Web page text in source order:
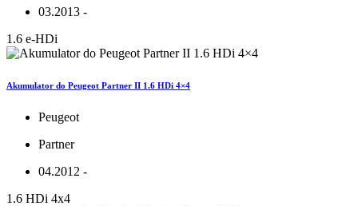
03.2013 -
1.6 e-HDi
Akumulator do Peugeot Partner II 1.6 HDi 4×4
Peugeot
Partner
04.2012 -
1.6 HDi 4x4